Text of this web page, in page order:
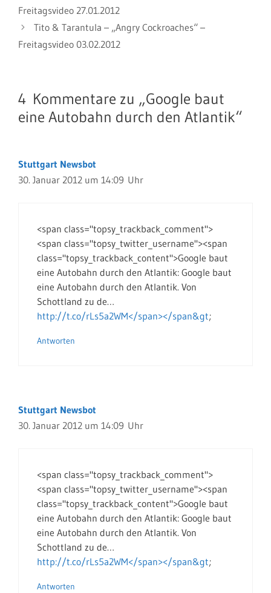
Freitagsvideo 27.01.2012
Tito & Tarantula – „Angry Cockroaches“ –
Freitagsvideo 03.02.2012
4 Kommentare zu „Google baut
eine Autobahn durch den Atlantik“
Stuttgart Newsbot
30. Januar 2012 um 14:09 Uhr
<span class="topsy_trackback_comment">
<span class="topsy_twitter_username"><span
class="topsy_trackback_content">Google baut
eine Autobahn durch den Atlantik: Google baut
eine Autobahn durch den Atlantik. Von
Schottland zu de…
http://t.co/rLs5a2WM</span></span&gt;
Antworten
Stuttgart Newsbot
30. Januar 2012 um 14:09 Uhr
<span class="topsy_trackback_comment">
<span class="topsy_twitter_username"><span
class="topsy_trackback_content">Google baut
eine Autobahn durch den Atlantik: Google baut
eine Autobahn durch den Atlantik. Von
Schottland zu de…
http://t.co/rLs5a2WM</span></span&gt;
Antworten